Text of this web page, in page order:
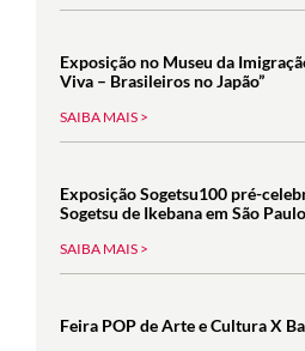
Exposição no Museu da
Viva – Brasileiros no Japão”
SAIBA MAIS >
Exposição Sogetsu100 pré-
Sogetsu de Ikebana em São Paulo
SAIBA MAIS >
Feira POP de Arte e Cultura X